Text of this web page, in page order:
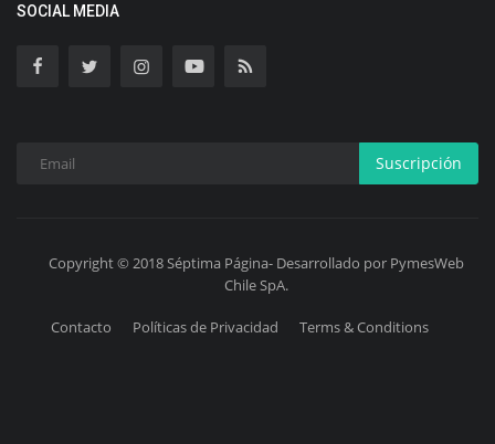
SOCIAL MEDIA
Suscripción
Copyright © 2018 Séptima Página- Desarrollado por PymesWeb
Chile SpA.
Contacto Políticas de Privacidad Terms & Conditions